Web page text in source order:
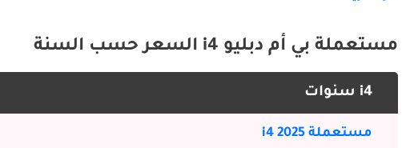
مستعملة بي أم دبليو i4 السعر حسب السنة
i4 سنوات
مستعملة i4 2025